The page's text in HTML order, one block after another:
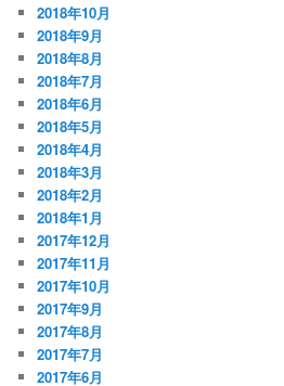
2018年10月
2018年9月
2018年8月
2018年7月
2018年6月
2018年5月
2018年4月
2018年3月
2018年2月
2018年1月
2017年12月
2017年11月
2017年10月
2017年9月
2017年8月
2017年7月
2017年6月